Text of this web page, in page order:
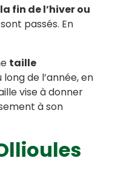
fin de l’hiver ou
passés. En
taille
de l’année, en
vise à donner
à son